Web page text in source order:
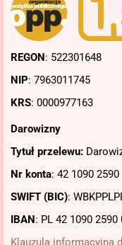
REGON: 522301648
NIP: 7963011745
KRS: 0000977163
Darowizny
Tytuł przelewu:
Nr konta: 42 1090
SWIFT (BIC):
IBAN: PL 42 1090 2590
Klauzula informacyjna